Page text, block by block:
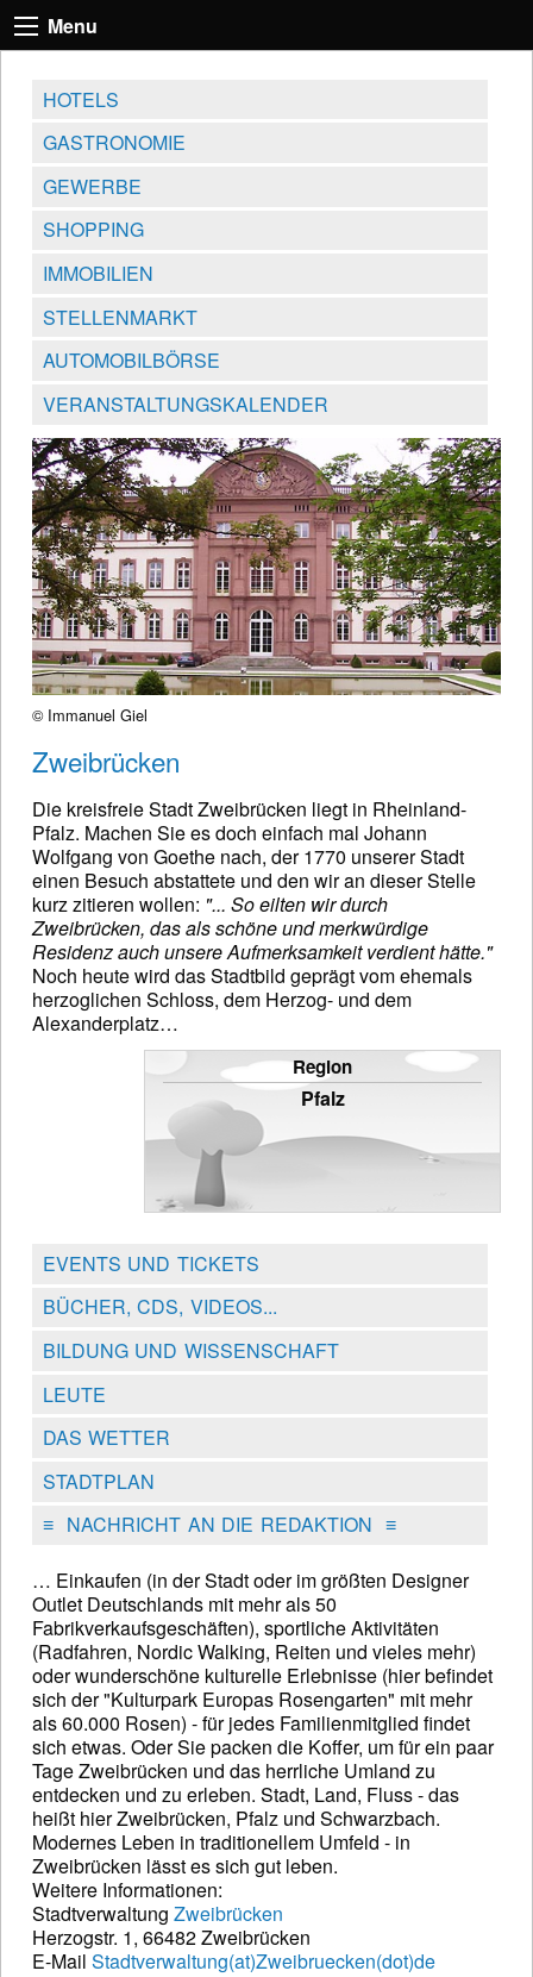
Menu
HOTELS
GASTRONOMIE
GEWERBE
SHOPPING
IMMOBILIEN
STELLENMARKT
AUTOMOBILBÖRSE
VERANSTALTUNGSKALENDER
© Immanuel Giel
Zweibrücken
Die kreisfreie Stadt Zweibrücken liegt in Rheinland-
Pfalz. Machen Sie es doch einfach mal Johann
Wolfgang von Goethe nach, der 1770 unserer Stadt
einen Besuch abstattete und den wir an dieser Stelle
kurz zitieren wollen: "... So eilten wir durch
Zweibrücken, das als schöne und merkwürdige
Residenz auch unsere Aufmerksamkeit verdient hätte."
Noch heute wird das Stadtbild geprägt vom ehemals
herzoglichen Schloss, dem Herzog- und dem
Alexanderplatz…
Region
Pfalz
EVENTS UND TICKETS
BÜCHER, CDS, VIDEOS...
BILDUNG UND WISSENSCHAFT
LEUTE
DAS WETTER
STADTPLAN
≡NACHRICHT AN DIE REDAKTION ≡
… Einkaufen (in der Stadt oder im größten Designer
Outlet Deutschlands mit mehr als 50
Fabrikverkaufsgeschäften), sportliche Aktivitäten
(Radfahren, Nordic Walking, Reiten und vieles mehr)
oder wunderschöne kulturelle Erlebnisse (hier befindet
sich der "Kulturpark Europas Rosengarten" mit mehr
als 60.000 Rosen) - für jedes Familienmitglied findet
sich etwas. Oder Sie packen die Koffer, um für ein paar
Tage Zweibrücken und das herrliche Umland zu
entdecken und zu erleben. Stadt, Land, Fluss - das
heißt hier Zweibrücken, Pfalz und Schwarzbach.
Modernes Leben in traditionellem Umfeld - in
Zweibrücken lässt es sich gut leben.
Weitere Informationen:
Stadtverwaltung Zweibrücken
Herzogstr. 1, 66482 Zweibrücken
E-Mail Stadtverwaltung(at)Zweibruecken(dot)de